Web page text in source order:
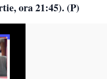
ora 21:45). (P)